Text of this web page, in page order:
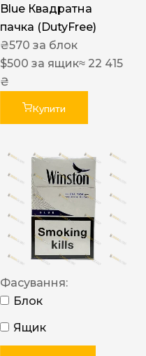
Blue Квадратна
пачка (DutyFree)
₴570 за блок
$500 за ящик≈ 22 415
₴
Купити
Фасування:
Блок
Ящик